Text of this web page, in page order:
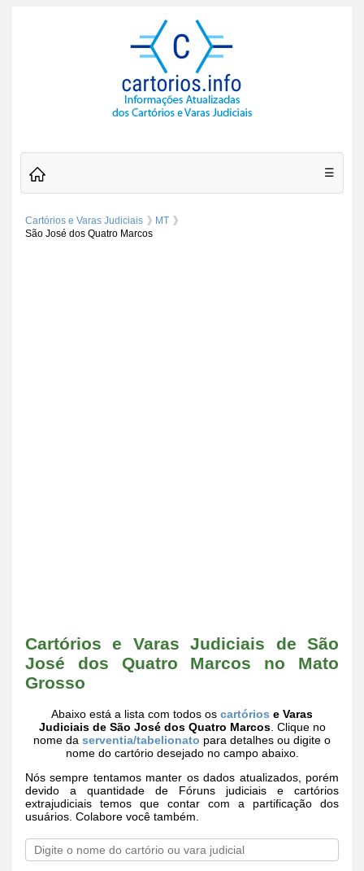
☰
Cartórios e Varas Judiciais
MT
São José dos Quatro Marcos
Cartórios e Varas Judiciais de São
José dos Quatro Marcos no Mato
Grosso
Abaixo está a lista com todos os cartórios e Varas
Judiciais de São José dos Quatro Marcos. Clique no
nome da serventia/tabelionato para detalhes ou digite o
nome do cartório desejado no campo abaixo.
Nós sempre tentamos manter os dados atualizados, porém
devido a quantidade de Fóruns judiciais e cartórios
extrajudiciais temos que contar com a partificação dos
usuários. Colabore você também.